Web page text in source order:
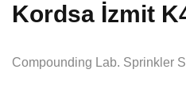
Kordsa İzmit
Compounding Lab. Sprinkler